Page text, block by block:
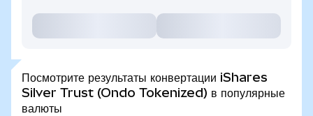
Посмотрите результаты конвертации iShares
Silver Trust (Ondo Tokenized) в популярные
валюты